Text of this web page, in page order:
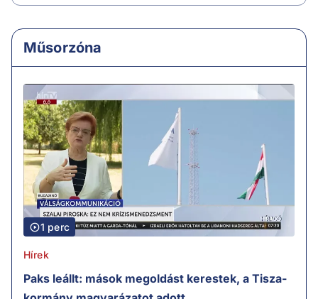
Műsorzóna
1 perc
Hírek
Paks leállt: mások megoldást kerestek, a Tisza-